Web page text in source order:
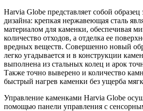
Harvia Globe представляет собой образец
дизайна: крепкая нержавеющая сталь
материалом для каменки, обеспечивая
количество отходов, а отделка ее
вредных веществ. Совершенно новый
легко угадывается и в конструкции
выполнена из стальных колец и арок
Также точно выверено и количество
быстрый нагрев каменки без ущерба
Управление каменками Harvia Globe
помощью панели управления с